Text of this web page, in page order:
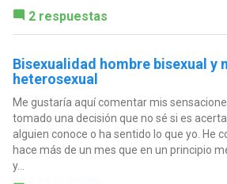
2 respuestas
Bisexualidad hombre bisexual y
heterosexual
Me gustaría aquí comentar mis
tomado una decisión que no sé si es
alguien conoce o ha sentido lo que yo. He
hace más de un mes que en un principio
y...